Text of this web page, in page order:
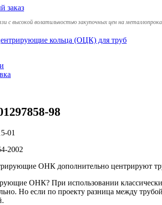
заказ
с высокой волатильностью закупочных цен на
кольца (ОЦК) для труб
98
01
2002
ОНК дополнительно центрируют
ОНК? При использовании
Но если по проекту разница между